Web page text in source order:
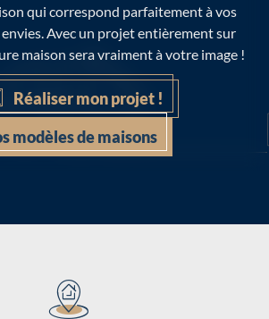
qui correspond parfaitement à vos
Avec un projet entièrement sur
maison sera vraiment à votre image !
Réaliser mon projet !
modèles de maisons